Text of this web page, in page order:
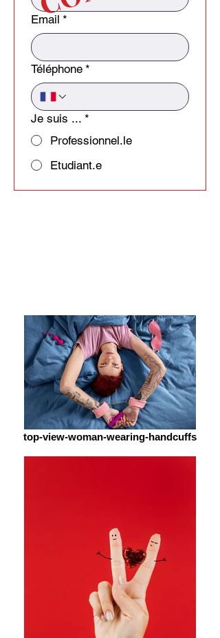
Email *
Téléphone *
Je suis ... *
Professionnel.le
Etudiant.e
top-view-woman-wearing-handcuffs